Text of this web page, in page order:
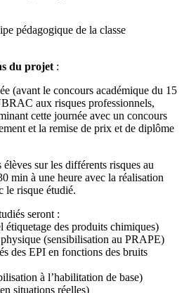
pédagogique de la classe
du projet :
(avant le concours académique du 15
aux risques professionnels,
cette journée avec un concours
et la remise de prix et de diplôme
sur les différents risques au
min à une heure avec la réalisation
le risque étudié.
seront :
des produits chimiques)
(sensibilisation au PRAPE)
des EPI en fonctions des bruits
à l’habilitation de base)
situations réelles)